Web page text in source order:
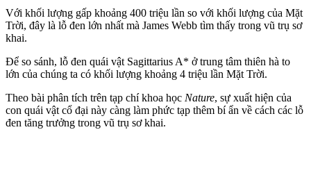
Với khối lượng gấp khoảng 400 triệu lần so với khối lượng của Mặt
Trời, đây là lỗ đen lớn nhất mà James Webb tìm thấy trong vũ trụ sơ
khai.
Để so sánh, lỗ đen quái vật Sagittarius A* ở trung tâm thiên hà to
lớn của chúng ta có khối lượng khoảng 4 triệu lần Mặt Trời.
Theo bài phân tích trên tạp chí khoa học Nature, sự xuất hiện của
con quái vật cổ đại này càng làm phức tạp thêm bí ẩn về cách các lỗ
đen tăng trưởng trong vũ trụ sơ khai.